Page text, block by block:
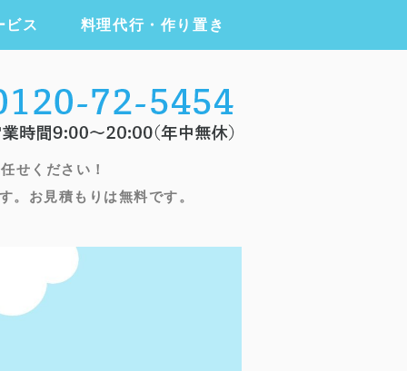
グ・ハウスクリーニング・家事
せください！
。お見積もりは無料です。
ビス 料理代行・作り置き